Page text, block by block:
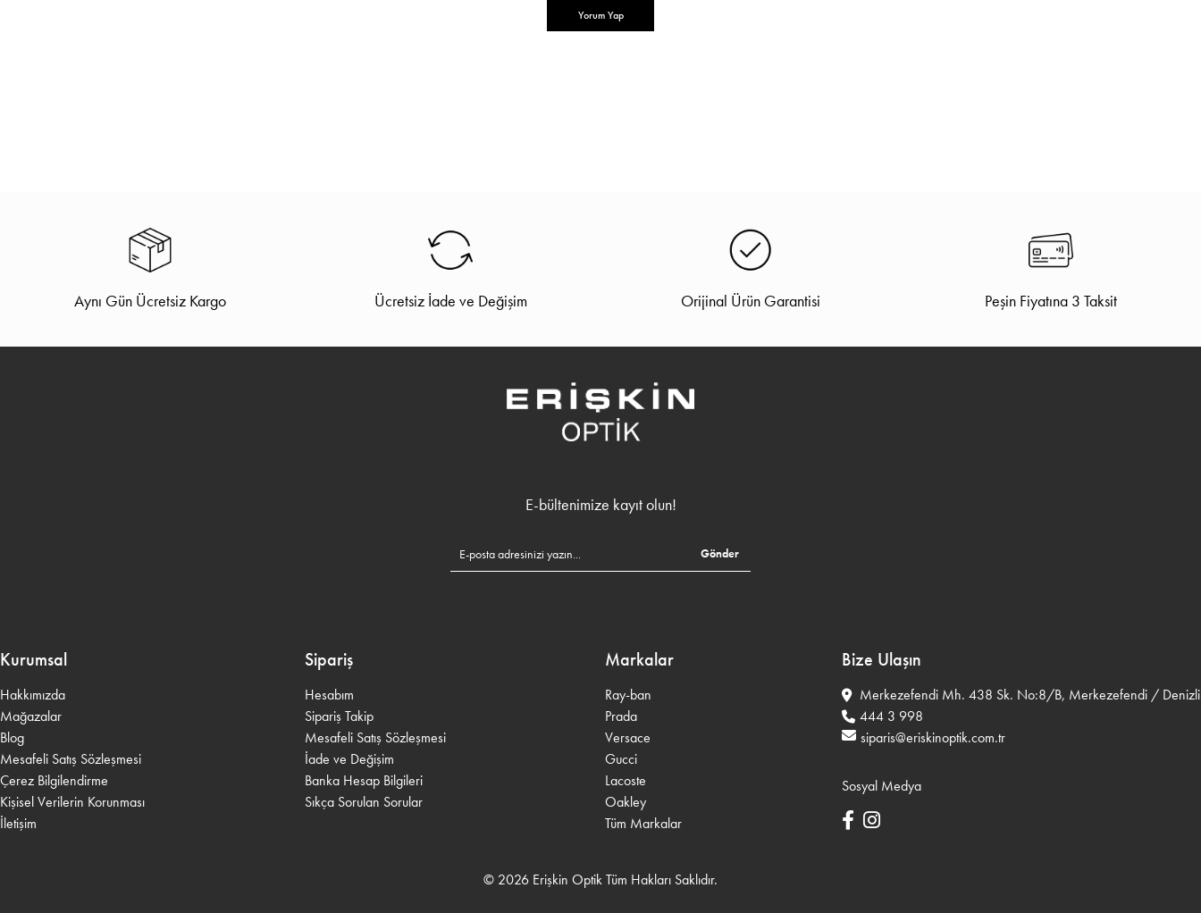
Yorum Yap
Aynı Gün Ücretsiz Kargo Ücretsiz İade ve Değişim Orijinal Ürün Garantisi Peşin Fiyatına 3 Taksit
E-bültenimize kayıt olun!
Gönder
Kurumsal
Hakkımızda
Mağazalar
Blog
Mesafeli Satış Sözleşmesi
Çerez Bilgilendirme
Kişisel Verilerin Korunması
İletişim
Sipariş
Hesabım
Sipariş Takip
Mesafeli Satış Sözleşmesi
İade ve Değişim
Banka Hesap Bilgileri
Sıkça Sorulan Sorular
Markalar
Ray-ban
Prada
Versace
Gucci
Lacoste
Oakley
Tüm Markalar
Bize Ulaşın
Merkezefendi Mh. 438 Sk. No:8/B, Merkezefendi / Denizli
444 3 998
siparis@eriskinoptik.com.tr
Sosyal Medya
© 2026 Erişkin Optik Tüm Hakları Saklıdır.